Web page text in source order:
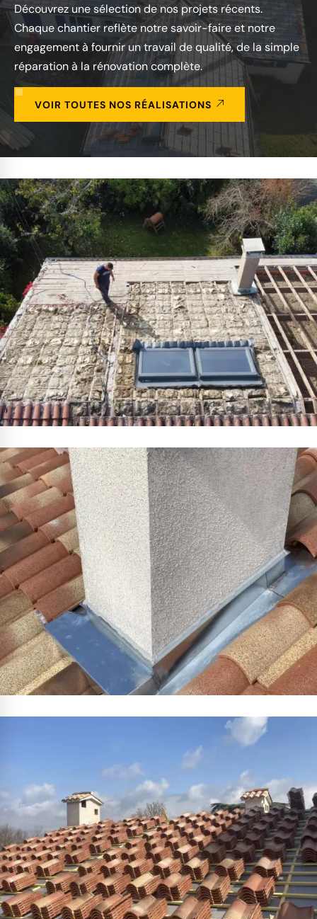
Découvrez une sélection de nos projets récents.
Chaque chantier reflète notre savoir-faire et notre
engagement à fournir un travail de qualité, de la simple
réparation à la rénovation complète.
VOIR TOUTES NOS RÉALISATIONS